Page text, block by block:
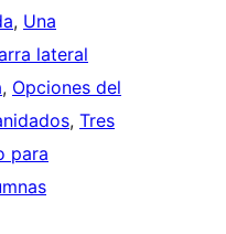
, Una
lateral
, Opciones del
, Tres
para